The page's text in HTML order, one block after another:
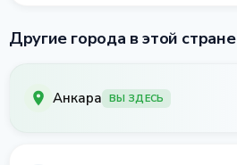
Другие города в этой стране
Анкара ВЫ ЗДЕСЬ